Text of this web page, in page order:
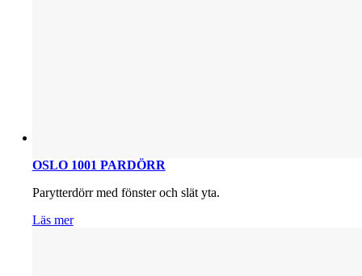
OSLO 1001 PARDÖRR
Parytterdörr med fönster och slät yta.
Läs mer